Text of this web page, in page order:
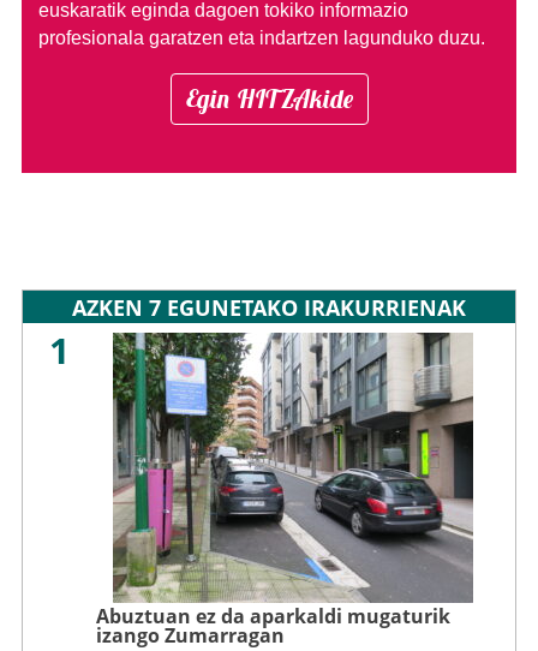
euskaratik eginda dagoen tokiko informazio
profesionala garatzen eta indartzen lagunduko duzu.
Egin HITZAkide
AZKEN 7 EGUNETAKO IRAKURRIENAK
1
Abuztuan ez da aparkaldi mugaturik
izango Zumarragan